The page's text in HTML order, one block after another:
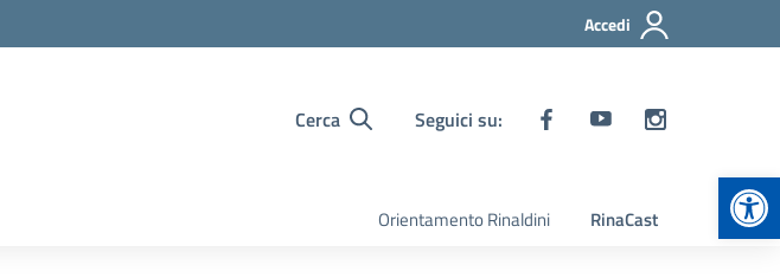
Accedi
Cerca Seguici su:
Orientamento Rinaldini RinaCast